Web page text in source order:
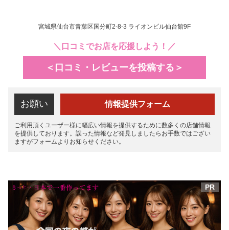
宮城県仙台市青葉区国分町2-8-3 ライオンビル仙台館9F
＼口コミでお店を応援しよう！／
＜口コミ・レビューを投稿する＞
お願い
ご利用頂くユーザー様に幅広い情報を提供するために数多くの店舗情報
を提供しております。誤った情報など発見しましたらお手数ではござい
ますがフォームよりお知らせください。
情報提供フォーム
PR